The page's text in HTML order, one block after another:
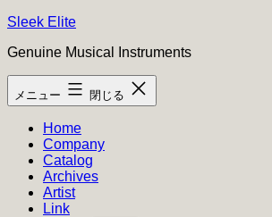
コ
テ
ン
ツ
Sleek Elite
Genuine Musical Instruments
メニュー 閉じる
Home
Company
Catalog
Archives
Artist
Link